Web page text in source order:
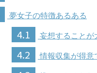
夢女子の特徴あるある
4.1 妄想することが
4.2 情報収集が得意